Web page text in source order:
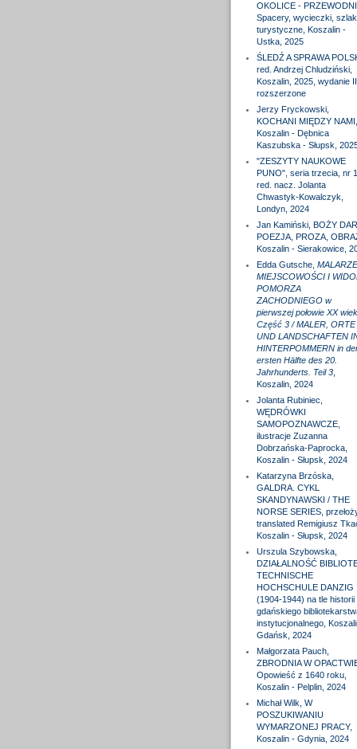
OKOLICE -
Spacery, wycieczki,
turystyczne, Koszalin -
Ustka, 2025
ŚLEDŹ A SPRAWA
red. Andrzej Chludziński,
Koszalin, 2025, wydanie II
rozszerzone
Jerzy Fryckowski,
KOCHANI MIĘDZY NAMI,
Koszalin - Dębnica
Kaszubska - Słupsk,
"ZESZYTY NAUKOWE
PUNO", seria trzecia, nr
red. nacz. Jolanta
Chwastyk-Kowalczyk,
Londyn, 2024
Jan Kamiński, BOŻY DAR.
POEZJA, PROZA,
Koszalin - Sierakowice,
Edda Gutsche,
MIEJSCOWOŚCI I
POMORZA
ZACHODNIEGO w
pierwszej połowie XX
Część 3 / MALER, ORTE
UND LANDSCHAFTEN
HINTERPOMMERN in
ersten Hälfte des 20.
Jahrhunderts. Teil 3,
Koszalin, 2024
Jolanta Rubiniec,
WĘDRÓWKI
SAMOPOZNAWCZE,
ilustracje Zuzanna
Dobrzańska-Paprocka,
Koszalin - Słupsk, 2024
Katarzyna Brzóska,
GALDRA. CYKL
SKANDYNAWSKI / THE
NORSE SERIES,
translated Remigiusz
Koszalin - Słupsk, 2024
Urszula Szybowska,
DZIAŁALNOŚĆ
TECHNISCHE
HOCHSCHULE DANZIG
(1904-1944) na tle historii
gdańskiego
instytucjonalnego,
Gdańsk, 2024
Małgorzata Pauch,
ZBRODNIA W
Opowieść z 1640 roku,
Koszalin - Pelplin, 2024
Michał Wilk, W
POSZUKIWANIU
WYMARZONEJ PRACY,
Koszalin - Gdynia, 2024